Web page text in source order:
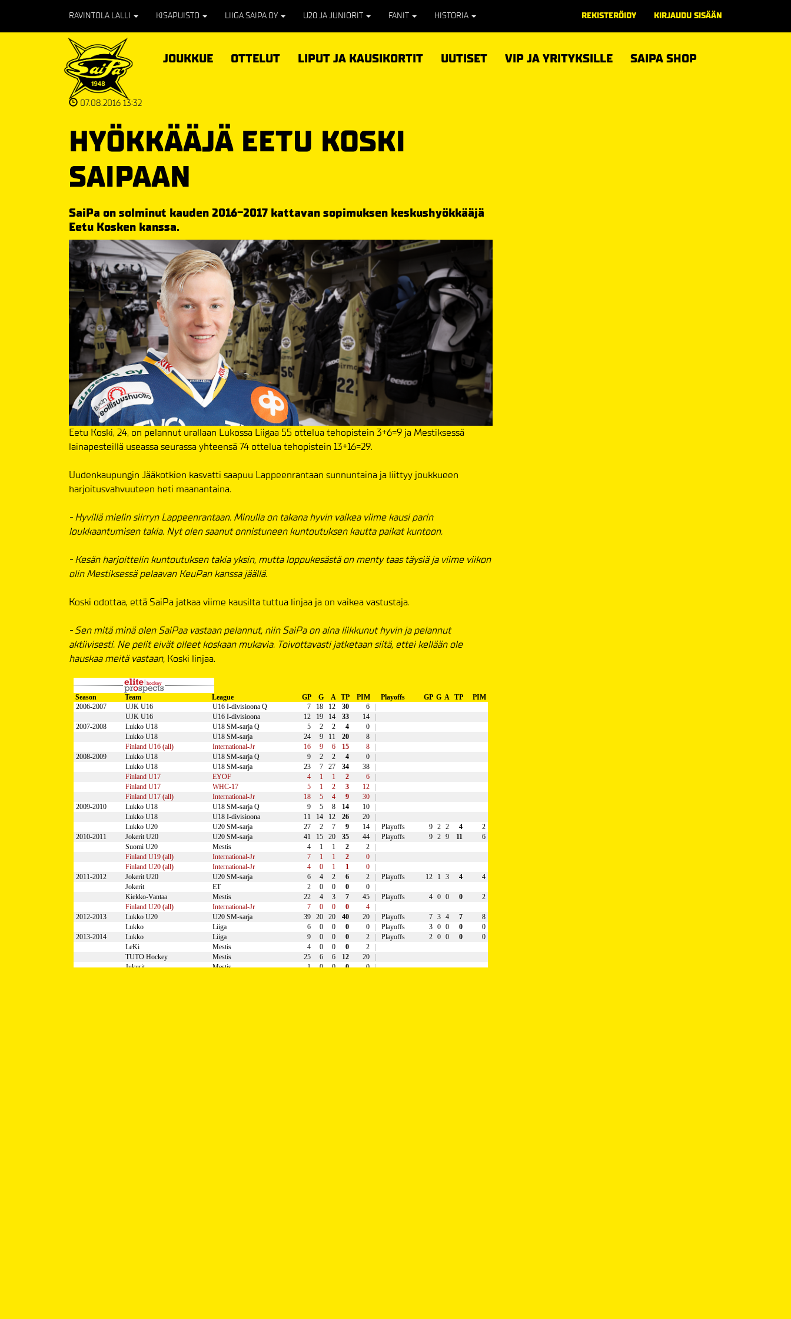
RAVINTOLA LALLI KISAPUISTO LIIGA SAIPA OY U20 JA JUNIORIT FANIT HISTORIA REKISTERÖIDY KIRJAUDU SISÄÄN
JOUKKUE OTTELUT LIPUT JA KAUSIKORTIT UUTISET VIP JA YRITYKSILLE SAIPA SHOP
07.08.2016 13:32
HYÖKKÄÄJÄ EETU KOSKI
SAIPAAN
SaiPa on solminut kauden 2016-2017 kattavan sopimuksen keskushyökkääjä
Eetu Kosken kanssa.
Eetu Koski, 24, on pelannut urallaan Lukossa Liigaa 55 ottelua tehopistein 3+6=9 ja Mestiksessä
lainapesteillä useassa seurassa yhteensä 74 ottelua tehopistein 13+16=29.
Uudenkaupungin Jääkotkien kasvatti saapuu Lappeenrantaan sunnuntaina ja liittyy joukkueen
harjoitusvahvuuteen heti maanantaina.
- Hyvillä mielin siirryn Lappeenrantaan. Minulla on takana hyvin vaikea viime kausi parin
loukkaantumisen takia. Nyt olen saanut onnistuneen kuntoutuksen kautta paikat kuntoon.
- Kesän harjoittelin kuntoutuksen takia yksin, mutta loppukesästä on menty taas täysiä ja viime viikon
olin Mestiksessä pelaavan KeuPan kanssa jäällä.
Koski odottaa, että SaiPa jatkaa viime kausilta tuttua linjaa ja on vaikea vastustaja.
- Sen mitä minä olen SaiPaa vastaan pelannut, niin SaiPa on aina liikkunut hyvin ja pelannut
aktiivisesti. Ne pelit eivät olleet koskaan mukavia. Toivottavasti jatketaan siitä, ettei kellään ole
hauskaa meitä vastaan, Koski linjaa.